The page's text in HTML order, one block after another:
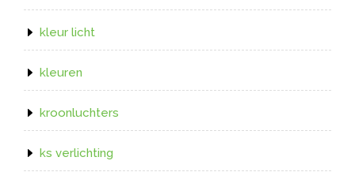
kleur licht
kleuren
kroonluchters
ks verlichting